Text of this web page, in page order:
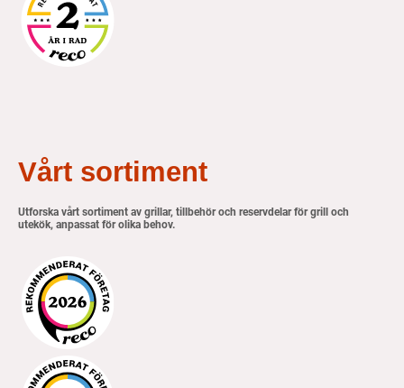
Vårt sortiment
Utforska vårt sortiment av grillar, tillbehör och reservdelar för grill och
utekök, anpassat för olika behov.